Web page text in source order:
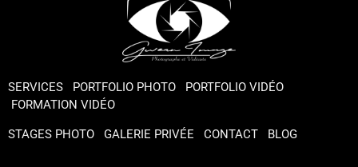
SERVICES PORTFOLIO PHOTO
PORTFOLIO VIDÉO
FORMATION VIDÉO
STAGES PHOTO GALERIE PRIVÉE CONTACT BLOG